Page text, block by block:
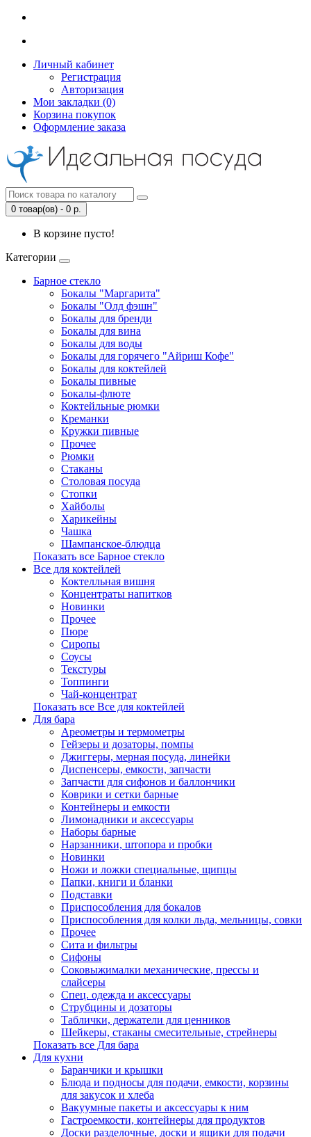
Личный кабинет
Регистрация
Авторизация
Мои закладки (0)
Корзина покупок
Оформление заказа
0 товар(ов) - 0 р.
В корзине пусто!
Категории
Барное стекло
Бокалы "Маргарита"
Бокалы "Олд фэшн"
Бокалы для бренди
Бокалы для вина
Бокалы для воды
Бокалы для горячего "Айриш Кофе"
Бокалы для коктейлей
Бокалы пивные
Бокалы-флюте
Коктейльные рюмки
Креманки
Кружки пивные
Прочее
Рюмки
Стаканы
Столовая посуда
Стопки
Хайболы
Харикейны
Чашка
Шампанское-блюдца
Показать все Барное стекло
Все для коктейлей
Коктелльная вишня
Концентраты напитков
Новинки
Прочее
Пюре
Сиропы
Соусы
Текстуры
Топпинги
Чай-концентрат
Показать все Все для коктейлей
Для бара
Ареометры и термометры
Гейзеры и дозаторы, помпы
Джиггеры, мерная посуда, линейки
Диспенсеры, емкости, запчасти
Запчасти для сифонов и баллончики
Коврики и сетки барные
Контейнеры и емкости
Лимонадники и аксессуары
Наборы барные
Нарзанники, штопора и пробки
Новинки
Ножи и ложки специальные, щипцы
Папки, книги и бланки
Подставки
Приспособления для бокалов
Приспособления для колки льда, мельницы, совки
Прочее
Сита и фильтры
Сифоны
Соковыжималки механические, прессы и
слайсеры
Спец. одежда и аксессуары
Струбцины и дозаторы
Таблички, держатели для ценников
Шейкеры, стаканы смесительные, стрейнеры
Показать все Для бара
Для кухни
Баранчики и крышки
Блюда и подносы для подачи, емкости, корзины
для закусок и хлеба
Вакуумные пакеты и аксессуары к ним
Гастроемкости, контейнеры для продуктов
Доски разделочные, доски и ящики для подачи